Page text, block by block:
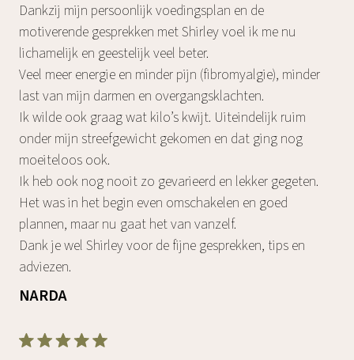
Dankzij mijn persoonlijk voedingsplan en de
motiverende gesprekken met Shirley voel ik me nu
lichamelijk en geestelijk veel beter.
Veel meer energie en minder pijn (fibromyalgie), minder
last van mijn darmen en overgangsklachten.
Ik wilde ook graag wat kilo’s kwijt. Uiteindelijk ruim
onder mijn streefgewicht gekomen en dat ging nog
moeiteloos ook.
Ik heb ook nog nooit zo gevarieerd en lekker gegeten.
Het was in het begin even omschakelen en goed
plannen, maar nu gaat het van vanzelf.
Dank je wel Shirley voor de fijne gesprekken, tips en
adviezen.
NARDA